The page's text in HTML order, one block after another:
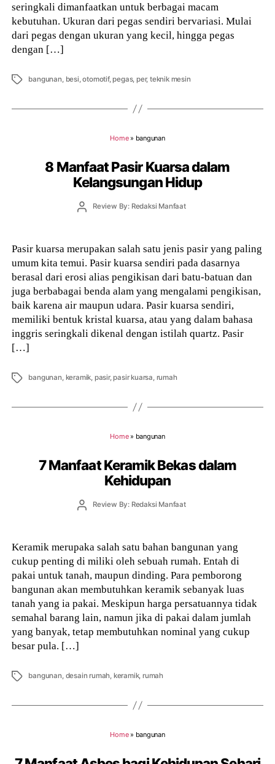
seringkali dimanfaatkan untuk berbagai macam
kebutuhan. Ukuran dari pegas sendiri bervariasi. Mulai
dari pegas dengan ukuran yang kecil, hingga pegas
dengan […]
Tags bangunan, besi,otomotif,pegas,per,teknik mesin
Home» bangunan
8 Manfaat Pasir Kuarsa dalam
Kelangsungan Hidup
PostReview By: Redaksi Manfaat
Pasir kuarsa merupakan salah satu jenis pasir yang paling
umum kita temui. Pasir kuarsa sendiri pada dasarnya
berasal dari erosi alias pengikisan dari batu-batuan dan
juga berbabagai benda alam yang mengalami pengikisan,
baik karena air maupun udara. Pasir kuarsa sendiri,
memiliki bentuk kristal kuarsa, atau yang dalam bahasa
inggris seringkali dikenal dengan istilah quartz. Pasir
[…]
Tags bangunan, keramik, pasir,pasir kuarsa, rumah
Home» bangunan
7 Manfaat Keramik Bekas dalam
Kehidupan
PostReview By: Redaksi Manfaat
Keramik merupaka salah satu bahan bangunan yang
cukup penting di miliki oleh sebuah rumah. Entah di
pakai untuk tanah, maupun dinding. Para pemborong
bangunan akan membutuhkan keramik sebanyak luas
tanah yang ia pakai. Meskipun harga persatuannya tidak
semahal barang lain, namun jika di pakai dalam jumlah
yang banyak, tetap membutuhkan nominal yang cukup
besar pula. […]
Tags bangunan, desain rumah, keramik,rumah
Home» bangunan